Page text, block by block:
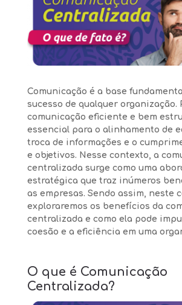
#Post Blog
Comunicação é a base
sucesso de qualquer organização.
comunicação eficiente e bem
essencial para o alinhamento de
troca de informações e o
e objetivos. Nesse contexto, a
centralizada surge como uma
estratégica que traz inúmeros
as empresas. Sendo assim, neste
exploraremos os benefícios da
centralizada e como ela pode
coesão e a eficiência em uma
O que é Comunicação
Centralizada?